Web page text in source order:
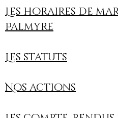
Les horaires de
Palmyre
Les statuts
Nos actions